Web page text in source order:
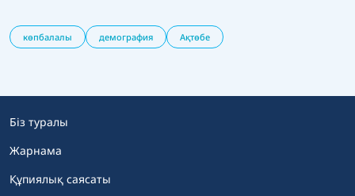
көпбалалы демография Ақтөбе
Біз туралы
Жарнама
Құпиялық саясаты